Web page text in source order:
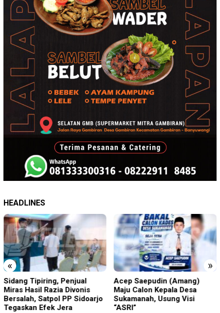
HEADLINES
« »
Acep Saepudin (Amang)
Maju Calon Kepala Desa
Sukamanah, Usung Visi
“ASRI”
Bocorkan Isi Mediasi Perkara
Togar Situmorang, Ini Sanksi
Tegas Yang Menjerat
Advokat